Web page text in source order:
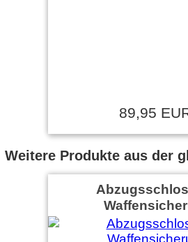
89,95
Weitere Produkte aus der